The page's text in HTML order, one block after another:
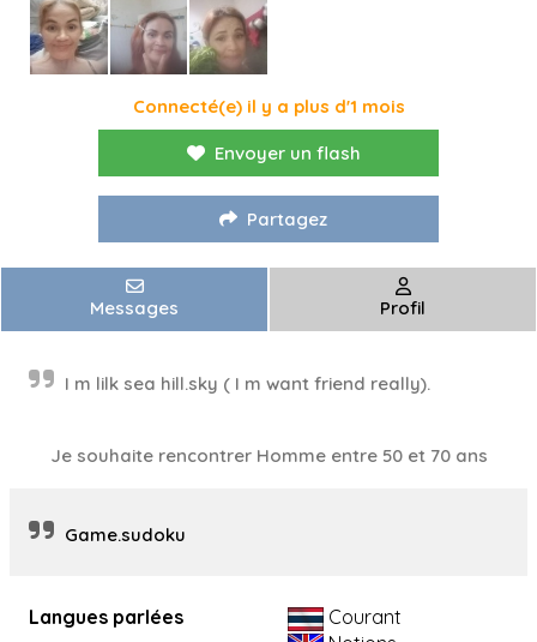
Connecté(e) il y a plus d'1 mois
Envoyer un flash
Partagez
Messages Profil
I m lilk sea hill.sky ( I m​ want friend really).
Je souhaite rencontrer Homme entre 50 et 70 ans
Game.sudoku
Langues parlées
Courant